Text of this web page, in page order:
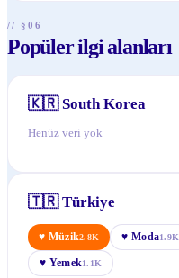
// §06
Popüler ilgi alanları
🇰🇷 South Korea
Henüz veri yok
🇹🇷 Türkiye
♥ Müzik2.8K ♥ Moda1.9K
♥ Yemek1.1K